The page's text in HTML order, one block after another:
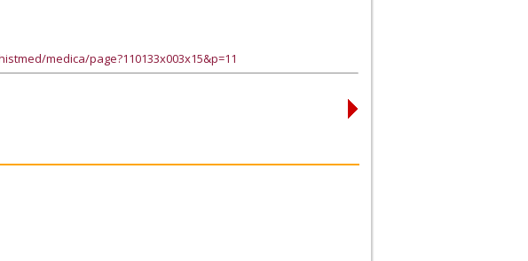
medica/page?110133x003x15&p=11